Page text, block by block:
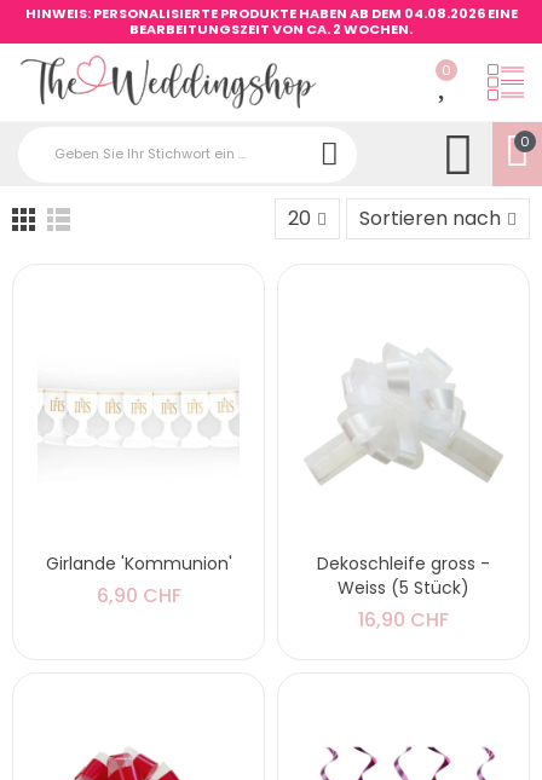
HINWEIS: PERSONALISIERTE PRODUKTE HABEN AB DEM 04.08.2026 EINE
BEARBEITUNGSZEIT VON CA. 2 WOCHEN.
0
0
20 Sortieren nach
Girlande 'Kommunion'
6,90 CHF
Dekoschleife gross -
Weiss (5 Stück)
16,90 CHF